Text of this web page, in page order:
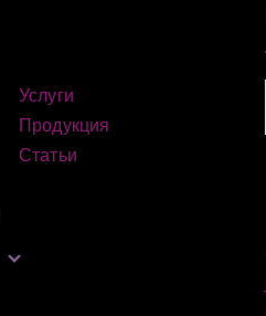
Услуги
Продукция
Статьи